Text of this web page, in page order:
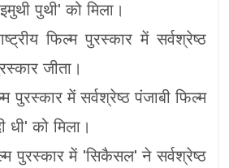
पुथी' को मिला।
फिल्म पुरस्कार में सर्वश्रेष्ठ
जीता।
पुरस्कार में सर्वश्रेष्ठ पंजाबी फिल्म
धी' को मिला।
पुरस्कार में 'सिकैसल' ने सर्वश्रेष्ठ